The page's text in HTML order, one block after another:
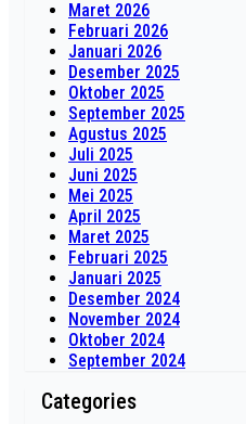
Maret 2026
Februari 2026
Januari 2026
Desember 2025
Oktober 2025
September 2025
Agustus 2025
Juli 2025
Juni 2025
Mei 2025
April 2025
Maret 2025
Februari 2025
Januari 2025
Desember 2024
November 2024
Oktober 2024
September 2024
Categories